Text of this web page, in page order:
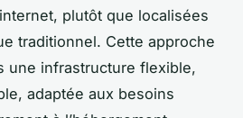
plutôt que localisées
traditionnel. Cette approche
une infrastructure flexible,
adaptée aux besoins